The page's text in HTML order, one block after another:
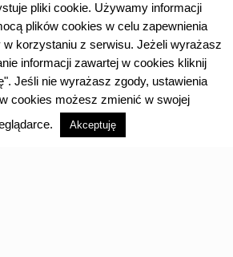
OSP RP łączą
strażackiej służby z
nowych technologii na
pliki cookie. Używamy informacji
plików cookies w celu zapewnienia
korzystaniu z serwisu. Jeżeli wyrażasz
informacji zawartej w cookies kliknij
Jeśli nie wyrażasz zgody, ustawienia
cookies możesz zmienić w swojej
Akceptuję